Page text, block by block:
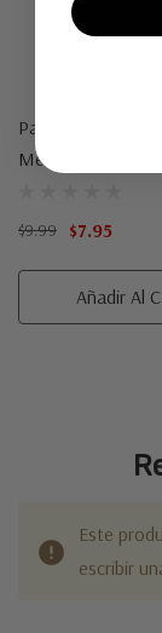
Pantufla Para
Medium
$9.99 $7.95
Añadir Al
Este
escribir